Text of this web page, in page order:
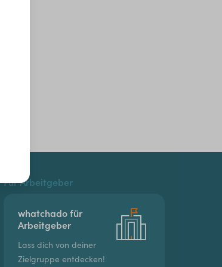
Für Arbeitgeber
whatchado für
Arbeitgeber
Lass dich von deiner
Zielgruppe entdecken!